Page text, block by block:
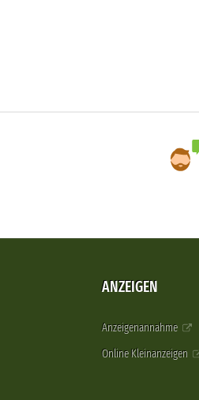
ANZEIGEN
Anzeigenannahme
Online Kleinanzeigen